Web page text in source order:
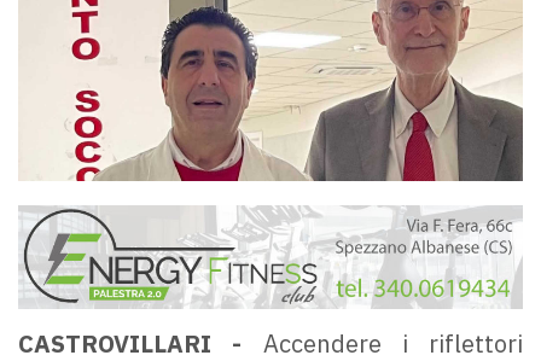
CASTROVILLARI - Accendere i riflettori